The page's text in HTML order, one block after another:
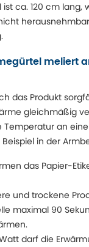
ca. 120 cm lang,
meliert
das Produkt
gleichmäßig
Temperatur an
Beispiel in der
das Papier-
und trockene
maximal 90
darf die